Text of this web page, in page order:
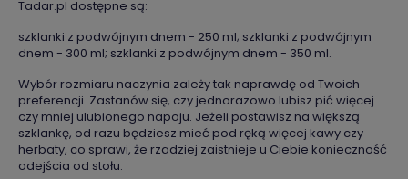
Tadar.pl dostępne są:
szklanki z podwójnym dnem - 250 ml; szklanki z podwójnym
dnem - 300 ml; szklanki z podwójnym dnem - 350 ml.
Wybór rozmiaru naczynia zależy tak naprawdę od Twoich
preferencji. Zastanów się, czy jednorazowo lubisz pić więcej
czy mniej ulubionego napoju. Jeżeli postawisz na większą
szklankę, od razu będziesz mieć pod ręką więcej kawy czy
herbaty, co sprawi, że rzadziej zaistnieje u Ciebie konieczność
odejścia od stołu.